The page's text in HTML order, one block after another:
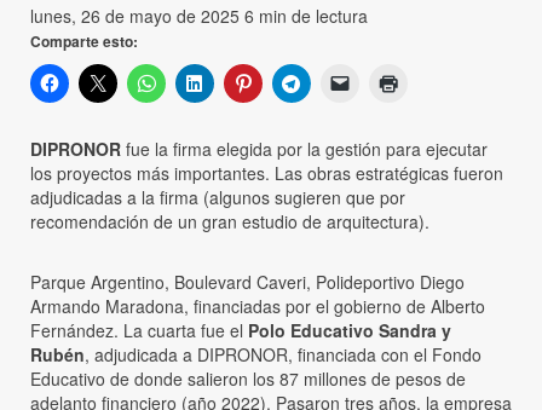
lunes, 26 de mayo de 2025 6 min de lectura
Comparte esto:
DIPRONOR fue la firma elegida por la gestión para ejecutar
los proyectos más importantes. Las obras estratégicas fueron
adjudicadas a la firma (algunos sugieren que por
recomendación de un gran estudio de arquitectura).
Parque Argentino, Boulevard Caveri, Polideportivo Diego
Armando Maradona, financiadas por el gobierno de Alberto
Fernández. La cuarta fue el Polo Educativo Sandra y
Rubén, adjudicada a DIPRONOR, financiada con el Fondo
Educativo de donde salieron los 87 millones de pesos de
adelanto financiero (año 2022). Pasaron tres años, la empresa